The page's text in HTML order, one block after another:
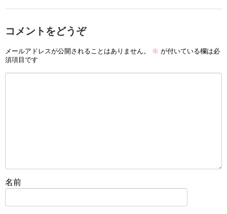
コメントをどうぞ
メールアドレスが公開されることはありません。 ※ が付いている欄は必
須項目です
名前